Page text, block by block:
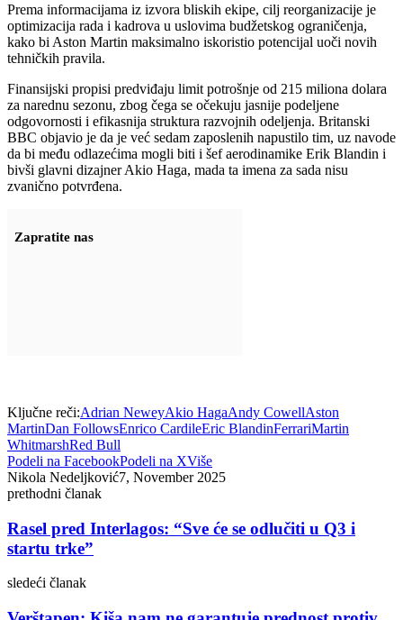
Prema informacijama iz izvora bliskih ekipe, cilj reorganizacije je
optimizacija rada i kadrova u uslovima budžetskog ograničenja,
kako bi Aston Martin maksimalno iskoristio potencijal uoči novih
tehničkih pravila.
Finansijski propisi predviđaju limit potrošnje od 215 miliona dolara
za narednu sezonu, zbog čega se očekuju jasnije podeljene
odgovornosti i efikasnija struktura razvojnih odeljenja. Britanski
BBC objavio je da je već sedam zaposlenih napustilo tim, uz navode
da bi među odlazećima mogli biti i šef aerodinamike Erik Blandin i
bivši glavni dizajner Akio Haga, mada ta imena za sada nisu
zvanično potvrđena.
Zapratite nas
Ključne reči:Adrian NeweyAkio HagaAndy CowellAston
MartinDan FollowsEnrico CardileEric BlandinFerrariMartin
WhitmarshRed Bull
Podeli na FacebookPodeli na XViše
Nikola Nedeljković7, November 2025
prethodni članak
Rasel pred Interlagos: “Sve će se odlučiti u Q3 i
startu trke”
sledeći članak